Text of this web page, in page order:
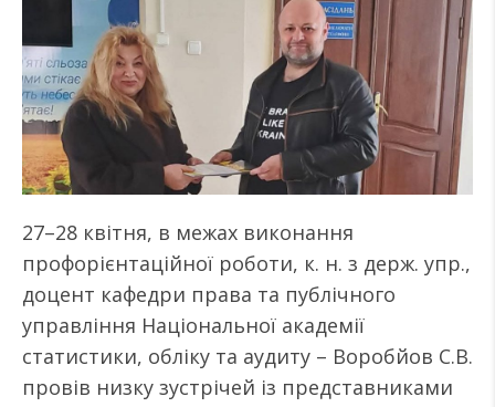
27–28 квітня, в межах виконання
профорієнтаційної роботи, к. н. з держ. упр.,
доцент кафедри права та публічного
управління Національної академії
статистики, обліку та аудиту – Воробйов С.В.
провів низку зустрічей із представниками